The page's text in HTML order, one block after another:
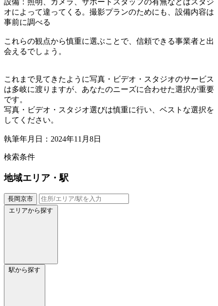
オによって違ってくる。撮影プランのためにも、設備内容は
事前に調べる
これらの観点から慎重に選ぶことで、信頼できる事業者と出
会えるでしょう。
これまで見てきたように写真・ビデオ・スタジオのサービス
は多岐に渡りますが、あなたのニーズに合わせた選択が重要
です。
写真・ビデオ・スタジオ選びは慎重に行い、ベストな選択を
してください。
執筆年月日：2024年11月8日
検索条件
地域エリア・駅
長岡京市
エリアから探す
駅から探す